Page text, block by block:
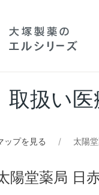
取扱い
ップを見る 太陽
陽堂薬局 日